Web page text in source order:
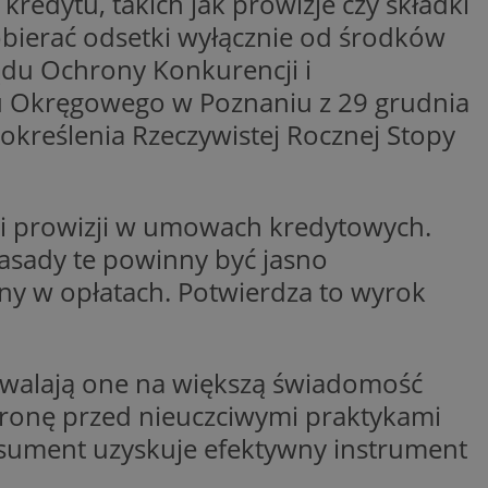
odsetki wyłącznie od środków
Ochrony Konkurencji i
w Poznaniu z 29 grudnia
Rzeczywistej Rocznej Stopy
prowizji w umowach kredytowych.
te powinny być jasno
w opłatach. Potwierdza to wyrok
one na większą świadomość
przed nieuczciwymi praktykami
uzyskuje efektywny instrument
użytkowników
- co
usługi
Jest on
i służy do
i kampanii na
Microsoft
informacji o
w jedną sesję
do
przez
for
reklam
używamy
jaki sposób
oraz
mógł zobaczyć
funkcji i
które
użytkownika
produktów
rzeczywistym od
Opis